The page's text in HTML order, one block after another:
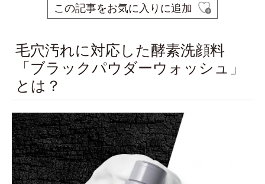
この記事をお気に入りに追加
毛穴汚れに対応した酵素洗顔料
「ブラックパウダーウォッシュ」
とは？